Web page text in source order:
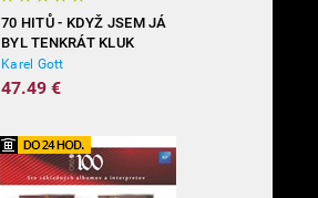
70 HITŮ - KDYŽ JSEM JÁ
BYL TENKRÁT KLUK
(3CD)
Karel Gott
47.49 €